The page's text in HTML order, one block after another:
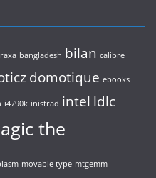
bangladesh bilan calibre
domotique ebooks
i4790k inistrad intel ldlc
the
movable type mtgemm